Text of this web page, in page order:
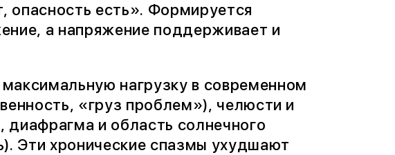
опасность есть». Формируется
а напряжение поддерживает и
нагрузку в современном
«груз проблем»), челюсти и
и область солнечного
Эти хронические спазмы ухудшают